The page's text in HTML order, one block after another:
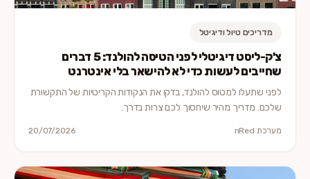
מדריכים טיול ודיגיטל
צ'ק-ליסט דיגיטלי לפני הטיסה להולנד: 5 דברים
שחייבים לעשות כדי לא להישאר בלי אינטרנט
לפני שתעלו למטוס להולנד, בדקו את הנקודות הקריטיות של התקשורת
שלכם. מדריך מהיר שיחסוך לכם צרות בדרך.
מערכת nRed 20/07/2026